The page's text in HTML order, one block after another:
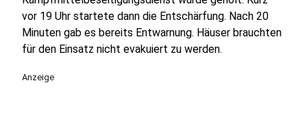
vor 19 Uhr startete dann die Entschärfung. Nach 20
Minuten gab es bereits Entwarnung. Häuser brauchten
für den Einsatz nicht evakuiert zu werden.
Anzeige